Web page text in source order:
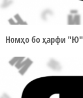
Номҳо бо ҳарфи "Ю"